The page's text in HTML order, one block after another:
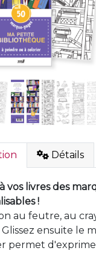
Détails
vos livres des
!
au feutre, au
Glissez ensuite le
permet